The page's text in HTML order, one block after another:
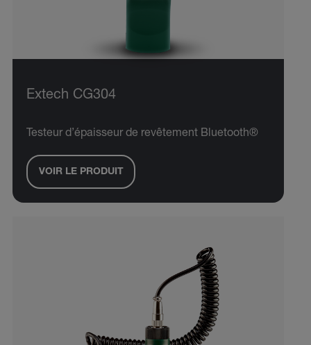
Extech CG304
Testeur d’épaisseur de revêtement Bluetooth®
VOIR LE PRODUIT